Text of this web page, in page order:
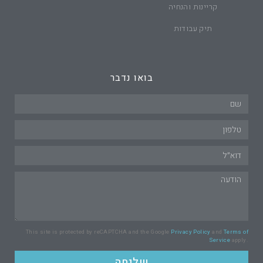
קריינות והנחיה
תיק עבודות
בואו נדבר
This site is protected by reCAPTCHA and the Google Privacy Policy and Terms of
Service apply.